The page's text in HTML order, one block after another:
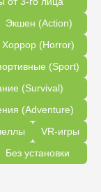
Экшен (Action)
Хоррор (Horror)
(Sport)
(Survival)
(Adventure)
VR-игры
Без установки